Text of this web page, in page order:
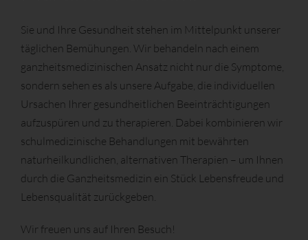
Sie und Ihre Gesundheit stehen im Mittelpunkt unserer
täglichen Bemühungen. Wir behandeln nach einem
ganzheitsmedizinischen Ansatz nicht nur die Symptome,
sondern sehen es als unsere Aufgabe, die individuellen
Ursachen Ihrer gesundheitlichen Beeinträchtigungen
aufzuspüren und zu therapieren. Dabei kombinieren wir
schulmedizinische Behandlungen mit bewährten
naturheilkundlichen, alternativen Therapien – um Ihnen
durch die Ganzheitsmedizin ein Stück Lebensfreude und
Lebensqualität zurückgeben.
Wir freuen uns auf Ihren Besuch!